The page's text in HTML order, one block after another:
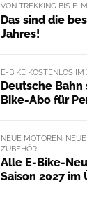
VON TREKKING BIS E-
Das sind die
Jahres!
E-BIKE KOSTENLOS IM
Deutsche
Bike-Abo für
NEUE MOTOREN,
ZUBEHÖR
Alle E-Bike-
Saison 2027 im